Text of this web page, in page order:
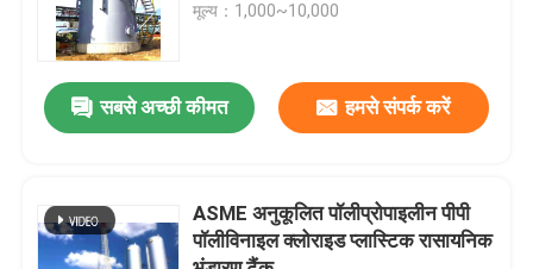
हमसे संपर्क करें
समाचार
AAC आटोक्लेव
मूल्य：1,000~10,000
सबसे अच्छी कीमत हमसे संपर्क करें
ASME अनुकूलित पॉलीप्रोपाइलीन पीपी
पॉलीविनाइल क्लोराइड प्लास्टिक रासायनिक